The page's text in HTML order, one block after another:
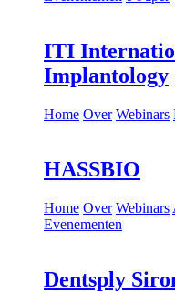
ITI
Implantology
Home Over Webinars
HASSBIO
Home Over Webinars
Evenementen
Dentsply